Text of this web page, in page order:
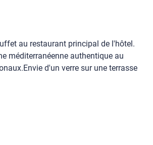
au restaurant principal de l'hôtel.
méditerranéenne authentique au
d'un verre sur une terrasse